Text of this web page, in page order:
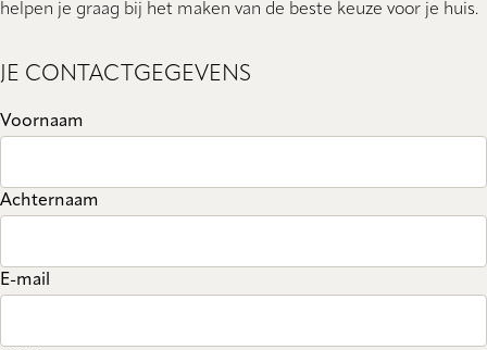
helpen je graag bij het maken van de beste keuze voor je huis.
JE CONTACTGEGEVENS
Voornaam
Achternaam
E-mail